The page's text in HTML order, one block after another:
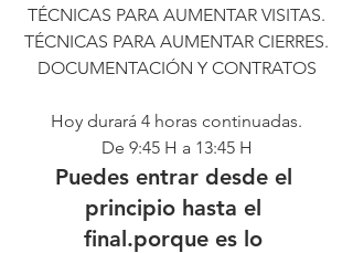
TÉCNICAS PARA AUMENTAR VISITAS.
TÉCNICAS PARA AUMENTAR CIERRES.
DOCUMENTACIÓN Y CONTRATOS
Hoy durará 4 horas continuadas.
De 9:45 H a 13:45 H
Puedes entrar desde el
principio hasta el
final.porque es lo